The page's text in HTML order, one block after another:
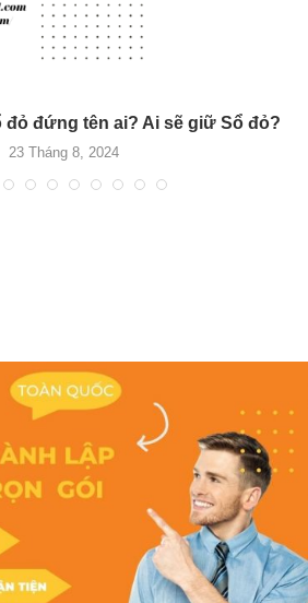
đỏ đứng tên ai? Ai sẽ giữ Sổ đỏ?
23 Tháng 8, 2024